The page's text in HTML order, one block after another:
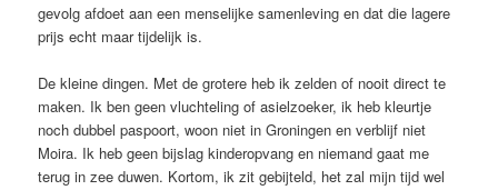
gevolg afdoet aan een menselijke samenleving en dat die lagere
prijs echt maar tijdelijk is.
De kleine dingen. Met de grotere heb ik zelden of nooit direct te
maken. Ik ben geen vluchteling of asielzoeker, ik heb kleurtje
noch dubbel paspoort, woon niet in Groningen en verblijf niet
Moira. Ik heb geen bijslag kinderopvang en niemand gaat me
terug in zee duwen. Kortom, ik zit gebijteld, het zal mijn tijd wel